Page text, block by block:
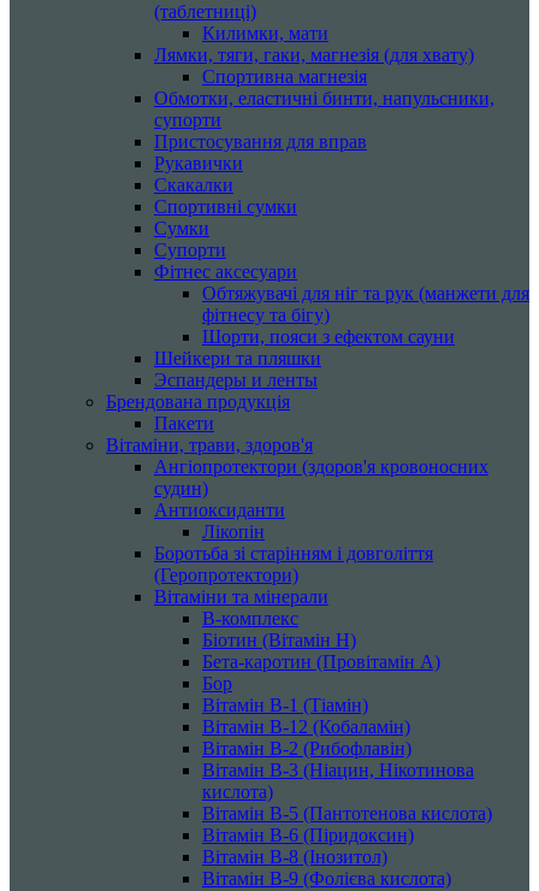
(таблетниці)
Килимки, мати
Лямки, тяги, гаки, магнезія (для хвату)
Спортивна магнезія
Обмотки, еластичні бинти, напульсники,
супорти
Пристосування для вправ
Рукавички
Скакалки
Спортивні сумки
Сумки
Супорти
Фітнес аксесуари
Обтяжувачі для ніг та рук (манжети для
фітнесу та бігу)
Шорти, пояси з ефектом сауни
Шейкери та пляшки
Эспандеры и ленты
Брендована продукція
Пакети
Вітаміни, трави, здоров'я
Ангіопротектори (здоров'я кровоносних
судин)
Антиоксиданти
Лікопін
Боротьба зі старінням і довголіття
(Геропротектори)
Вітаміни та мінерали
B-комплекс
Біотин (Вітамін H)
Бета-каротин (Провітамін А)
Бор
Вітамін B-1 (Тіамін)
Вітамін B-12 (Кобаламін)
Вітамін B-2 (Рибофлавін)
Вітамін B-3 (Ніацин, Нікотинова
кислота)
Вітамін B-5 (Пантотенова кислота)
Вітамін B-6 (Піридоксин)
Вітамін B-8 (Інозитол)
Вітамін B-9 (Фолієва кислота)